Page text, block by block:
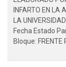
INFARTO EN LA
LA
Fecha Estado
Bloque: FRENTE